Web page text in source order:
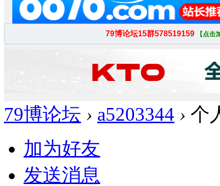
79博论坛 › a5203344 › 个
加为好友
发送消息